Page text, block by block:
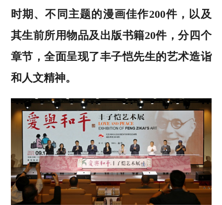
时期、不同主题的漫画佳作200件，以及
其生前所用物品及出版书籍20件，分四个
章节，全面呈现了丰子恺先生的艺术造诣
和人文精神。